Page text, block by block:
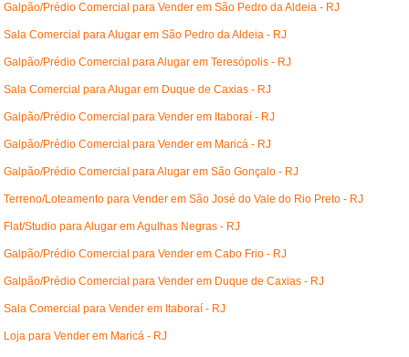
Galpão/Prédio Comercial para Vender em São Pedro da Aldeia - RJ
Sala Comercial para Alugar em São Pedro da Aldeia - RJ
Galpão/Prédio Comercial para Alugar em Teresópolis - RJ
Sala Comercial para Alugar em Duque de Caxias - RJ
Galpão/Prédio Comercial para Vender em Itaboraí - RJ
Galpão/Prédio Comercial para Vender em Maricá - RJ
Galpão/Prédio Comercial para Alugar em São Gonçalo - RJ
Terreno/Loteamento para Vender em São José do Vale do Rio Preto - RJ
Flat/Studio para Alugar em Agulhas Negras - RJ
Galpão/Prédio Comercial para Vender em Cabo Frio - RJ
Galpão/Prédio Comercial para Vender em Duque de Caxias - RJ
Sala Comercial para Vender em Itaboraí - RJ
Loja para Vender em Maricá - RJ